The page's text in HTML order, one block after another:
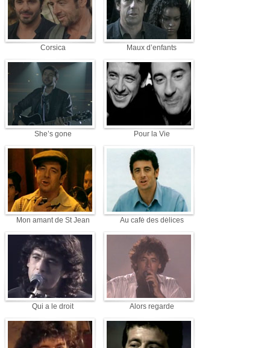
Corsica Maux d’enfants
She’s gone Pour la Vie
Mon amant de St Jean Au café des délices
Qui a le droit Alors regarde